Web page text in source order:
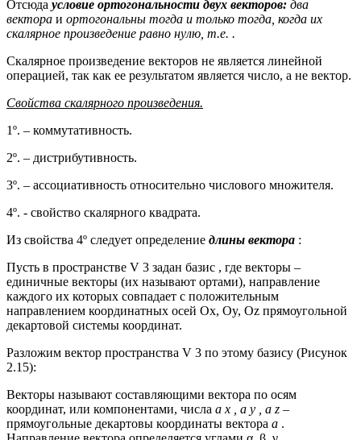
Отсюда условие ортогональности двух векторов: два
вектора и ортогональны тогда и только тогда, когда их
скалярное произведение равно нулю, т.е. .
Скалярное произведение векторов не является линейной
операцией, так как ее результатом является число, а не вектор.
Свойства скалярного произведения.
1º. – коммутативность.
2º. – дистрибутивность.
3º. – ассоциативность относительно числового множителя.
4º. - свойство скалярного квадрата.
Из свойства 4º следует определение длины вектора :
Пусть в пространстве V 3 задан базис , где векторы –
единичные векторы (их называют ортами), направление
каждого их которых совпадает с положительным
направлением координатных осей Ох, Oy, Oz прямоугольной
декартовой системы координат.
Разложим вектор пространства V 3 по этому базису (Рисунок
2.15):
Векторы называют составляющими вектора по осям
координат, или компонентами, числа a x , a y , a z –
прямоугольные декартовы координаты вектора а .